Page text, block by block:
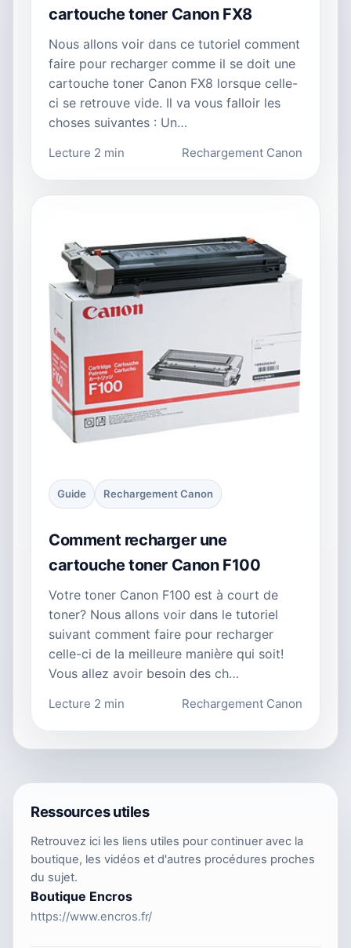
cartouche toner Canon FX8
Nous allons voir dans ce tutoriel comment
faire pour recharger comme il se doit une
cartouche toner Canon FX8 lorsque celle-
ci se retrouve vide. Il va vous falloir les
choses suivantes : Un…
Lecture 2 min Rechargement Canon
Guide Rechargement Canon
Comment recharger une
cartouche toner Canon F100
Votre toner Canon F100 est à court de
toner? Nous allons voir dans le tutoriel
suivant comment faire pour recharger
celle-ci de la meilleure manière qui soit!
Vous allez avoir besoin des ch…
Lecture 2 min Rechargement Canon
Ressources utiles
Retrouvez ici les liens utiles pour continuer avec la
boutique, les vidéos et d'autres procédures proches
du sujet.
Boutique Encros
https://www.encros.fr/